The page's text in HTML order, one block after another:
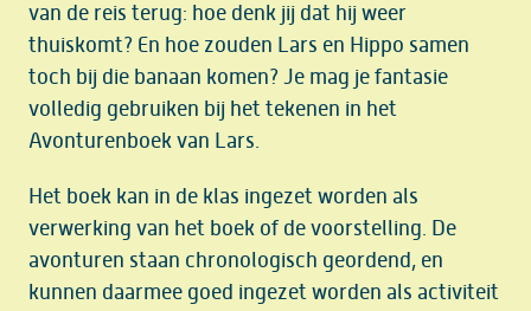
van de reis terug: hoe denk jij dat hij weer
thuiskomt? En hoe zouden Lars en Hippo samen
toch bij die banaan komen? Je mag je fantasie
volledig gebruiken bij het tekenen in het
Avonturenboek van Lars.
Het boek kan in de klas ingezet worden als
verwerking van het boek of de voorstelling. De
avonturen staan chronologisch geordend, en
kunnen daarmee goed ingezet worden als activiteit